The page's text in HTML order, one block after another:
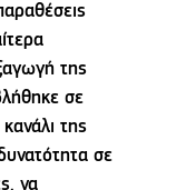
της
σε
της
σε
να